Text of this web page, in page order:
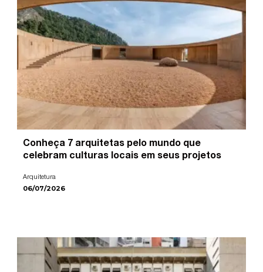
Conheça 7 arquitetas pelo mundo que
celebram culturas locais em seus projetos
Arquitetura
06/07/2026